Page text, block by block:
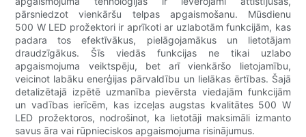
pārsniedzot vienkāršu telpas apgaismošanu. Mūsdienu
500 W LED prožektori ir aprīkoti ar uzlabotām funkcijām, kas
padara tos efektīvākus, pielāgojamākus un lietotājam
draudzīgākus. Šīs viedās funkcijas ne tikai uzlabo
apgaismojuma veiktspēju, bet arī vienkāršo lietojamību,
veicinot labāku enerģijas pārvaldību un lielākas ērtības. Šajā
detalizētajā izpētē uzmanība pievērsta viedajām funkcijām
un vadības ierīcēm, kas izceļas augstas kvalitātes 500 W
LED prožektoros, nodrošinot, ka lietotāji maksimāli izmanto
savus āra vai rūpnieciskos apgaismojuma risinājumus.